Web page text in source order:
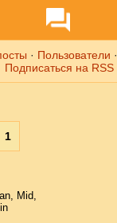
· Пользователи ·
Подписаться на RSS
1
, Mid,